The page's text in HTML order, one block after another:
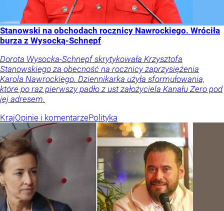
Stanowski na obchodach rocznicy Nawrockiego. Wróciła
burza z Wysocką-Schnepf
Dorota Wysocka-Schnepf skrytykowała Krzysztofa
Stanowskiego za obecność na rocznicy zaprzysiężenia
Karola Nawrockiego. Dziennikarka użyła sformułowania,
które po raz pierwszy padło z ust założyciela Kanału Zero pod
jej adresem.
KrajOpinie i komentarzePolityka